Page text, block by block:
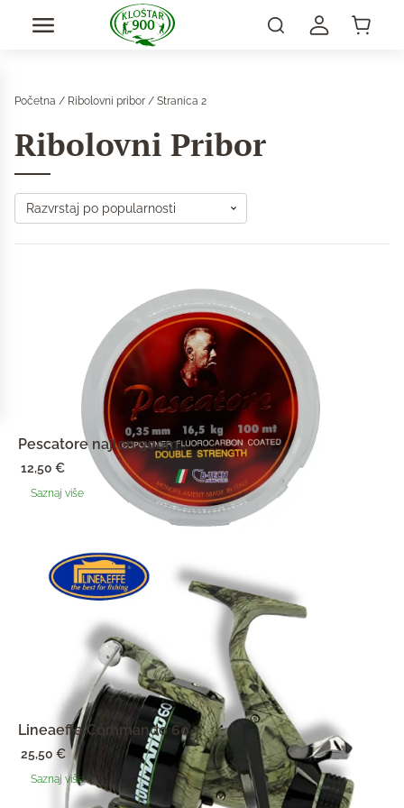
Početna / Ribolovni pribor / Stranica 2
Ribolovni Pribor
Pescatore najlon 300m
12,50€
Saznaj više
Lineaeffe Commando 60
25,50€
Saznaj više